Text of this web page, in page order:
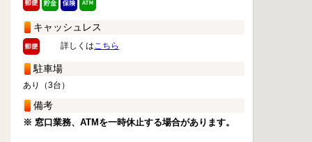
キャッシュレス
詳しくはこちら
駐車場
あり（3台）
備考
※ 窓口業務、ATMを一時休止する場合があります。